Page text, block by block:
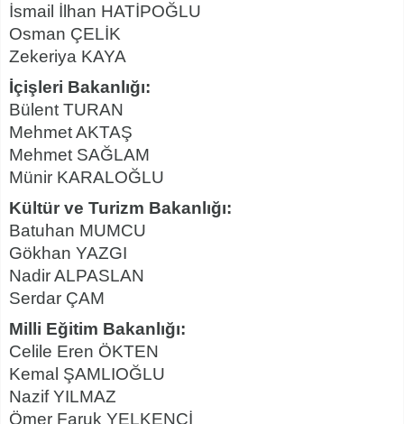
İsmail İlhan HATİPOĞLU
Osman ÇELİK
Zekeriya KAYA
İçişleri Bakanlığı:
Bülent TURAN
Mehmet AKTAŞ
Mehmet SAĞLAM
Münir KARALOĞLU
Kültür ve Turizm Bakanlığı:
Batuhan MUMCU
Gökhan YAZGI
Nadir ALPASLAN
Serdar ÇAM
Milli Eğitim Bakanlığı:
Celile Eren ÖKTEN
Kemal ŞAMLIOĞLU
Nazif YILMAZ
Ömer Faruk YELKENCİ